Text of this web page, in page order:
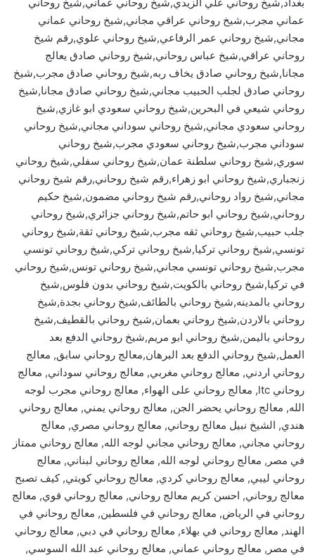
عماني مجرب,شيخ روحاني عراقي مجاني,شيخ روحاني عماني
مجاني,شيخ روحاني عمر الرفاعي,شيخ روحاني علوي,رقم شيخ
روحاني عراقي,شيخ عباس روحاني,شيخ روحاني صادق يعالج
مجانا,شيخ روحاني صادق يخاف ربه,شيخ روحاني صادق مجرب,شيخ
روحاني صادق لجلب الحبيب مجاني,شيخ روحاني صادق مجانا,شيخ
روحاني شيعي في البحرين,شيخ روحاني سعودي ابو غازي,شيخ
روحاني سعودي مجاني,شيخ روحاني سوداني مجاني,شيخ روحاني
سوداني مجرب,شيخ روحاني سعودي مجرب,شيخ روحاني
سوري,شيخ روحاني سلطنة عمان,شيخ روحاني سفلي,شيخ روحاني
زنجباري,شيخ روحاني ابو زهراء,رقم شيخ روحاني,رقم شيخ روحاني
مجاني,شيخ رواد روحاني,رقم شيخ روحاني مضمون,شيخ حكيم
روحاني,شيخ روحاني ابو حاتم,شيخ روحاني جزائري,شيخ روحاني
جلب حبيب,شيخ روحاني ثقه مجرب,شيخ روحاني ثقة,شيخ روحاني
تونسي,شيخ روحاني تركيا,شيخ روحاني تركي,شيخ روحاني تونسي
مجرب,شيخ روحاني تونسي مجاني,شيخ روحاني تونس,شيخ روحاني
في تركيا,شيخ روحاني بالكويت,شيخ روحاني بدون فلوس,شيخ
روحاني بالمدينه,شيخ روحاني بالطائف,شيخ روحاني بجدة,شيخ
روحاني بالاردن,شيخ روحاني بعمان,شيخ روحاني بالقطيف,شيخ
روحاني باليمن,شيخ روحاني ابو مريم,شيخ روحاني الدفع بعد
العمل,شيخ روحاني الدفع بعد البرهان,معالج روحاني سابق, معالج
روحاني اردني, معالج روحاني مغربي, معالج روحاني سوداني, معالج
روحاني ltc, معالج روحاني على الهواء, معالج روحاني مجرب لوجه
الله, معالج روحاني يحضر الجن, معالج روحاني يمني, معالج روحاني
هندي, الشيخ نبيل معالج روحاني, معالج روحاني مصري, معالج
روحاني مجاني, معالج روحاني مجاني لوجه الله, معالج روحاني ممتاز
في مصر, معالج روحاني لوجه الله, معالج روحاني لبناني, معالج
روحاني ليبي, معالج روحاني كردي, معالج روحاني كويتي, كيف تصبح
معالج روحاني, احسن كريم معالج روحاني, معالج روحاني قوي, معالج
روحاني في الرياض, معالج روحاني في فلسطين, معالج روحاني في
الهند, معالج روحاني في بهلاء, معالج روحاني في دبي, معالج روحاني
في مصر, معالج روحاني عماني, معالج روحاني عبد الله السوسي,